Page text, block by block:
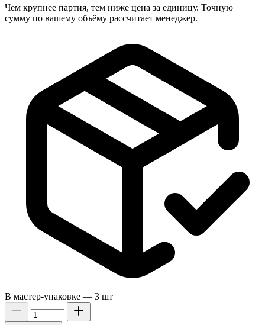
Чем крупнее партия, тем ниже цена за единицу. Точную
сумму по вашему объёму рассчитает менеджер.
В мастер-упаковке — 3 шт